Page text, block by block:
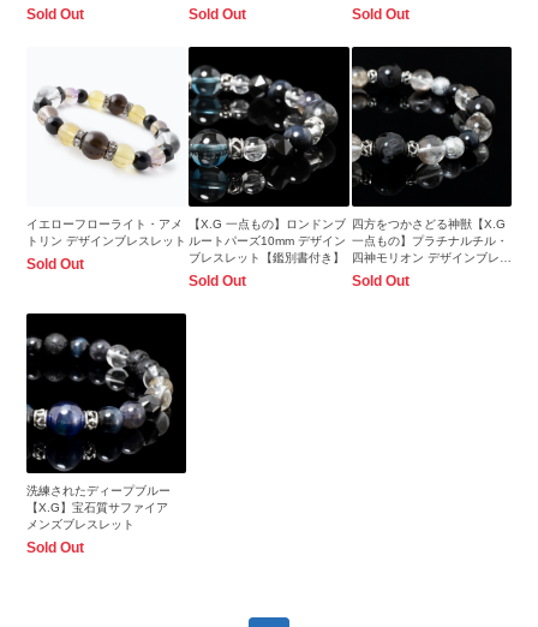
Sold Out Sold Out Sold Out
イエローフローライト・アメ
トリン デザインブレスレット
Sold Out
【X.G 一点もの】ロンドンブ
ルートパーズ10mm デザイン
ブレスレット【鑑別書付き】
Sold Out
四方をつかさどる神獣【X.G
一点もの】プラチナルチル・
四神モリオン デザインブレス
レット
Sold Out
洗練されたディープブルー
【X.G】宝石質サファイア
メンズブレスレット
Sold Out